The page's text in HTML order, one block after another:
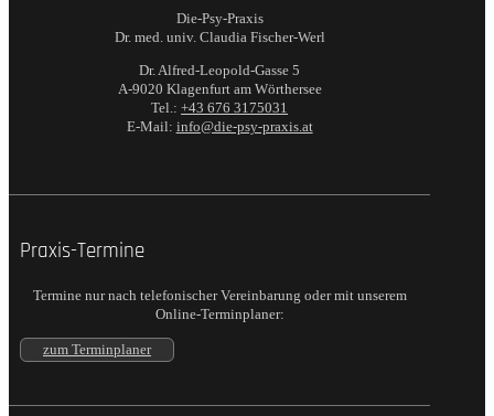
Die-Psy-Praxis
Dr. med. univ. Claudia Fischer-Werl
Dr. Alfred-Leopold-Gasse 5
A-9020 Klagenfurt am Wörthersee
Tel.:+43 676 3175031
E-Mail: info@die-psy-praxis.at
Praxis-Termine
Termine nur nach telefonischer Vereinbarung oder mit unserem
Online-Terminplaner:
zum Terminplaner